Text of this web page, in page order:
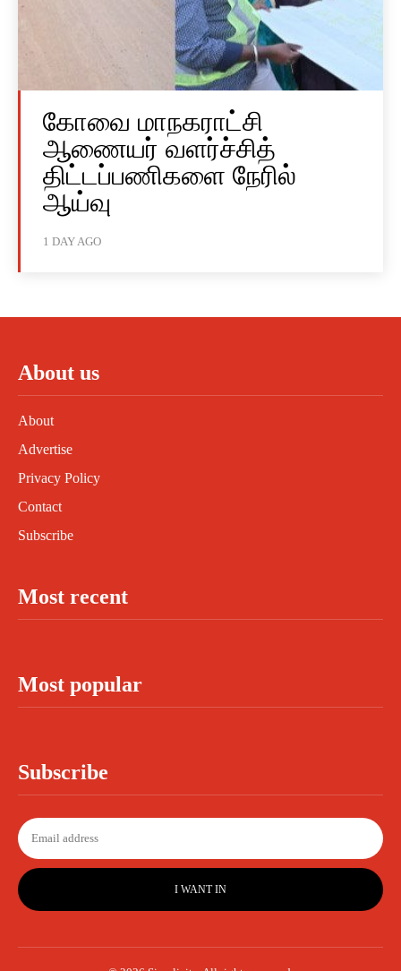
கோவை மாநகராட்சி
ஆணையர் வளர்ச்சித்
திட்டப்பணிகளை நேரில்
ஆய்வு
1 DAY AGO
About us
About
Advertise
Privacy Policy
Contact
Subscribe
Most recent
Most popular
Subscribe
I WANT IN